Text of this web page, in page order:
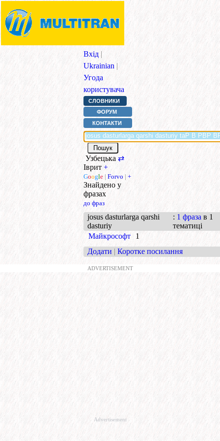
Вхід |
Ukrainian |
Угода
користувача
СЛОВНИКИ
ФОРУМ
КОНТАКТИ
Узбецька ⇄
Іврит +
Google | Forvo | +
Знайдено у
фразах
до фраз
josus dasturlarga qarshi
dasturiy
: 1 фраза в 1
тематиці
Майкрософт
1
Додати | Коротке посилання
ADVERTISEMENT
Advertisement